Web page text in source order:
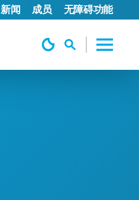
新闻 成员 无障碍功能